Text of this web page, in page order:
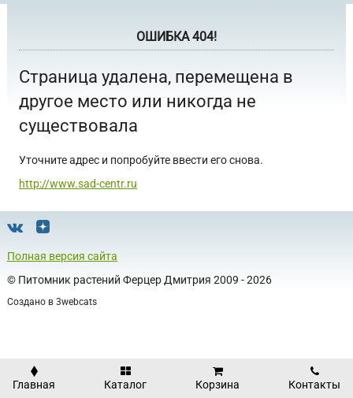
ОШИБКА 404!
Страница удалена, перемещена в
другое место или никогда не
существовала
Уточните адрес и попробуйте ввести его снова.
http://www.sad-centr.ru
Полная версия сайта
© Питомник растений Ферцер Дмитрия 2009 - 2026
Создано в 3webcats
Главная Каталог Корзина Контакты